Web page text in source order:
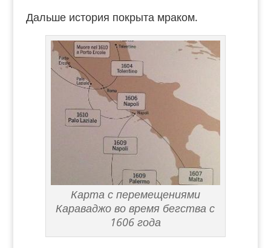
Дальше история покрыта мраком.
Карта с перемещениями
Караваджо во время бегства с
1606 года